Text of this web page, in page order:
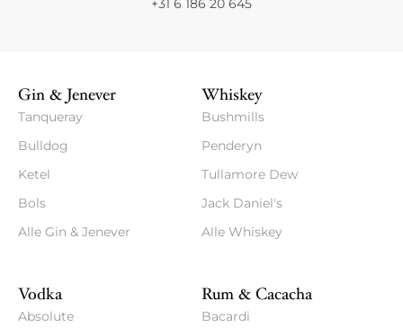
+31 6 186 20 645
Gin & Jenever
Tanqueray
Bulldog
Ketel
Bols
Alle Gin & Jenever
Whiskey
Bushmills
Penderyn
Tullamore Dew
Jack Daniel's
Alle Whiskey
Vodka
Absolute
Rum & Cacacha
Bacardi